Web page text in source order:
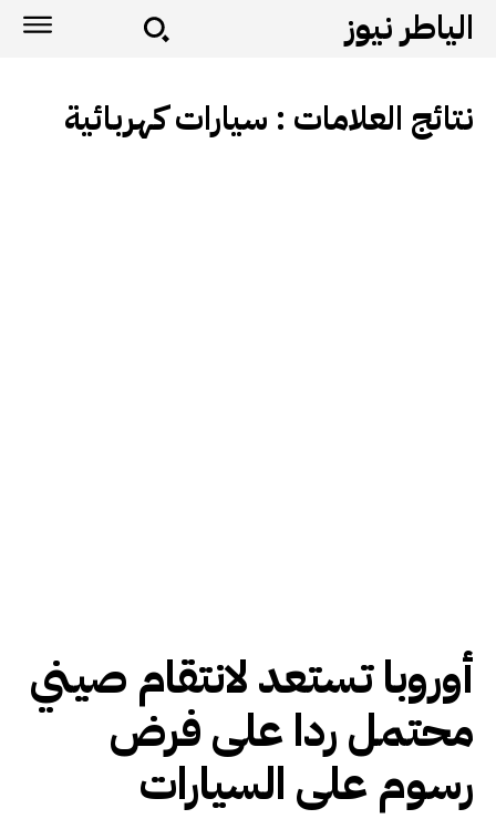
الياطر نيوز
نتائج العلامات : سيارات كهربائية
أوروبا تستعد لانتقام صيني
محتمل ردا على فرض
رسوم على السيارات